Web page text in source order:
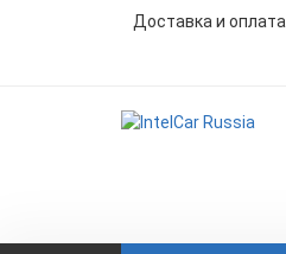
Доставка и оплата